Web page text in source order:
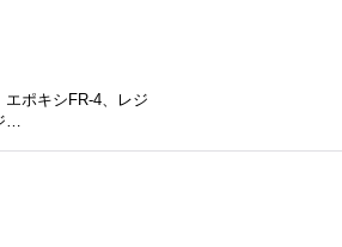
ポキシFR-4、レジ
…